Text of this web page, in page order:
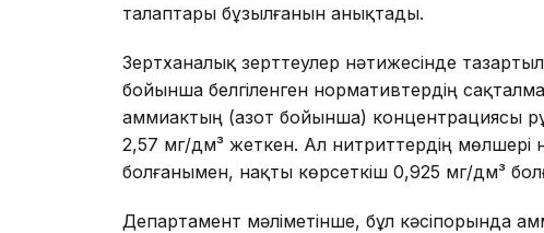
талаптары бұзылғанын анықтады.
Зертханалық зерттеулер нәтижесінде
бойынша белгіленген нормативтердің
аммиактың (азот бойынша) концентрациясы
2,57 мг/дм³ жеткен. Ал нитриттердің
болғанымен, нақты көрсеткіш 0,925 мг/дм³
Департамент мәліметінше, бұл кәсіпорында